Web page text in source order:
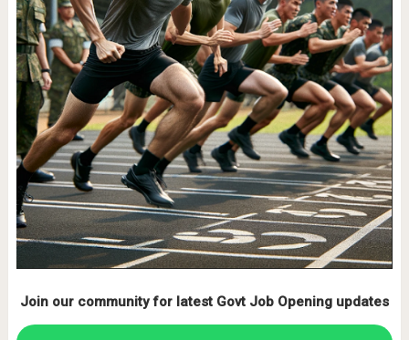
Join our community for latest Govt Job Opening updates